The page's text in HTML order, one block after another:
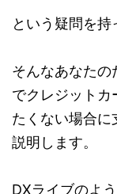
という疑問を持
そんなあなた
でクレジット
たくない場合に
説明します。
DXライブのよ